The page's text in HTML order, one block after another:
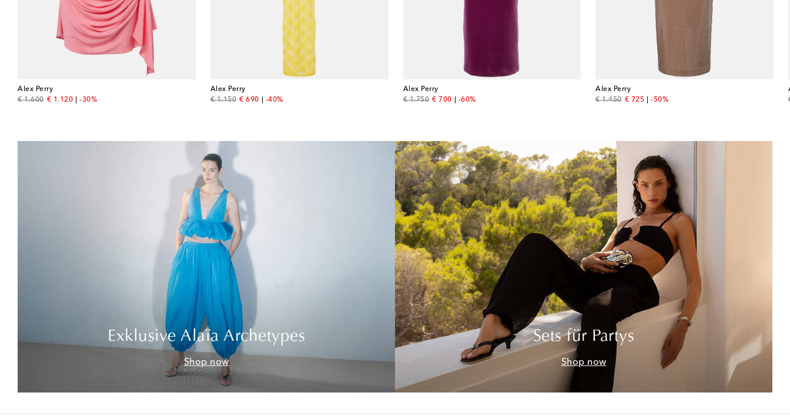
Alex Perry
€ 1.600
original price
€ 1.120
discount price
-30%
Alex Perry
€ 1.150
original price
€ 690
discount price
-40%
Alex Perry
€ 1.750
original price
€ 700
discount price
-60%
Alex Perry
€ 1.450
original price
€ 725
discount price
-50%
Exklusive Alaïa Archetypes
Shop now
Sets für Partys
Shop now